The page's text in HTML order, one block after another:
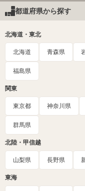
都道府県から探す
北海道・東北
北海道 青森県
福島県
関東
東京都 神奈川県
群馬県
北陸・甲信越
山梨県 長野県
東海